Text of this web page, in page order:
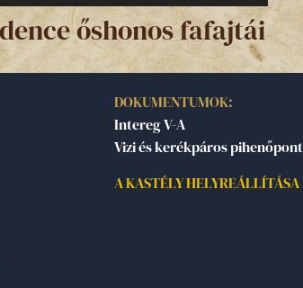
őshonos fafajtái
DOKUMENTUMOK:
Intereg V-A
Vizi és kerékpáros pihenőpont
A KASTÉLY HELYREÁLLÍTÁSA